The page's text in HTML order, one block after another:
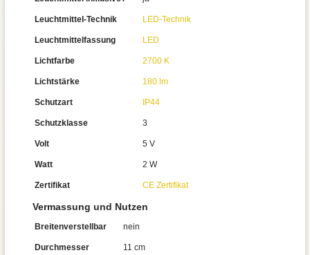
Leuchtmittel-Technik LED-Technik
Leuchtmittelfassung LED
Lichtfarbe 2700 K
Lichtstärke 180 lm
Schutzart IP44
Schutzklasse 3
Volt 5 V
Watt 2 W
Zertifikat CE Zertifikat
Vermassung und Nutzen
Breitenverstellbar nein
Durchmesser 11 cm